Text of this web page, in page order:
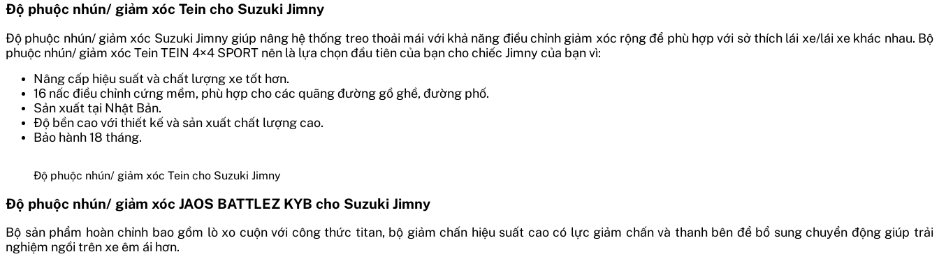
Độ phuộc nhún/ giảm xóc Tein cho Suzuki Jimny
Độ phuộc nhún/ giảm xóc Suzuki Jimny giúp nâng hệ thống treo thoải mái với khả năng điều chỉnh giảm xóc rộng để phù hợp với sở thích lái xe/lái xe khác nhau. Bộ
phuộc nhún/ giảm xóc Tein TEIN 4×4 SPORT nên là lựa chọn đầu tiên của bạn cho chiếc Jimny của bạn vì:
Nâng cấp hiệu suất và chất lượng xe tốt hơn.
16 nấc điều chỉnh cứng mềm, phù hợp cho các quãng đường gồ ghề, đường phố.
Sản xuất tại Nhật Bản.
Độ bền cao với thiết kế và sản xuất chất lượng cao.
Bảo hành 18 tháng.
Độ phuộc nhún/ giảm xóc Tein cho Suzuki Jimny
Độ phuộc nhún/ giảm xóc JAOS BATTLEZ KYB cho Suzuki Jimny
Bộ sản phẩm hoàn chỉnh bao gồm lò xo cuộn với công thức titan, bộ giảm chấn hiệu suất cao có lực giảm chấn và thanh bên để bổ sung chuyển động giúp trải
nghiệm ngồi trên xe êm ái hơn.